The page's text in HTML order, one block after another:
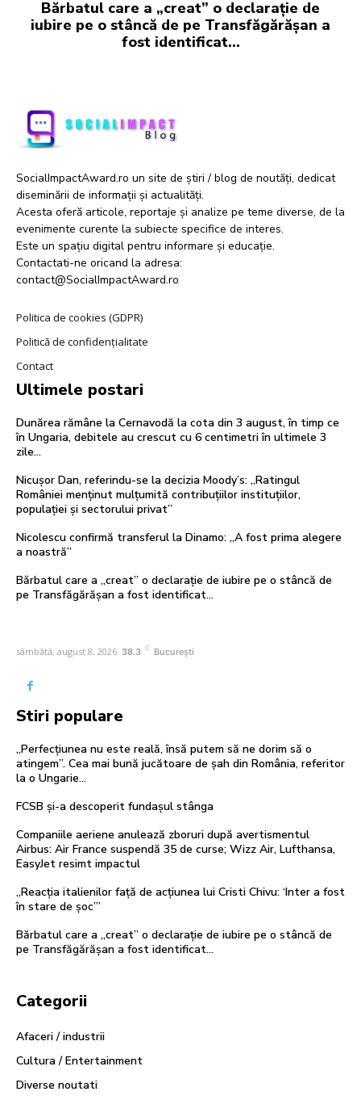
Bărbatul care a „creat” o declarație de
iubire pe o stâncă de pe Transfăgărășan a
fost identificat…
SocialImpactAward.ro un site de știri / blog de noutăți, dedicat
diseminării de informații și actualități.
Acesta oferă articole, reportaje și analize pe teme diverse, de la
evenimente curente la subiecte specifice de interes.
Este un spațiu digital pentru informare și educație.
Contactati-ne oricand la adresa:
contact@SocialImpactAward.ro
Politica de cookies (GDPR)
Politică de confidențialitate
Contact
Ultimele postari
Dunărea rămâne la Cernavodă la cota din 3 august, în timp ce
în Ungaria, debitele au crescut cu 6 centimetri în ultimele 3
zile...
Nicușor Dan, referindu-se la decizia Moody’s: „Ratingul
României menținut mulțumită contribuțiilor instituțiilor,
populației și sectorului privat”
Nicolescu confirmă transferul la Dinamo: „A fost prima alegere
a noastră”
Bărbatul care a „creat” o declarație de iubire pe o stâncă de
pe Transfăgărășan a fost identificat…
sâmbătă, august 8, 2026 38.3 C București
Stiri populare
„Perfecțiunea nu este reală, însă putem să ne dorim să o
atingem”. Cea mai bună jucătoare de șah din România, referitor
la o Ungarie...
FCSB și-a descoperit fundașul stânga
Companiile aeriene anulează zboruri după avertismentul
Airbus: Air France suspendă 35 de curse; Wizz Air, Lufthansa,
EasyJet resimt impactul
„Reacția italienilor față de acțiunea lui Cristi Chivu: ‘Inter a fost
în stare de șoc’”
Bărbatul care a „creat” o declarație de iubire pe o stâncă de
pe Transfăgărășan a fost identificat…
Categorii
Afaceri / industrii
Cultura / Entertainment
Diverse noutati